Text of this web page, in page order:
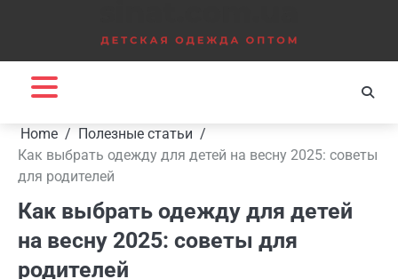
Home
Полезные статьи
Как выбрать одежду для детей на весну 2025: советы
для родителей
Как выбрать одежду для детей
на весну 2025: советы для
родителей